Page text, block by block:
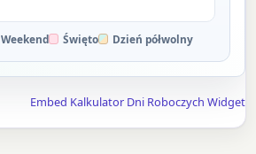
Weekend Święto Dzień półwolny
Embed Kalkulator Dni Roboczych Widget